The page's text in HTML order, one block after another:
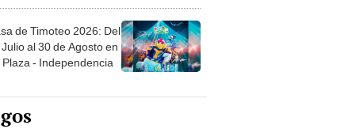
de Timoteo 2026: Del
al 30 de Agosto en
Plaza - Independencia